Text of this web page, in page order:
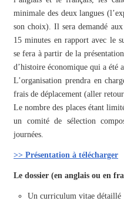
minimale des deux langues
son choix). Il sera demandé
15 minutes en rapport avec le
se fera à partir de la
d’histoire économique qui a été
L’organisation prendra en
frais de déplacement (aller
Le nombre des places étant
un comité de sélection
journées.
>> Présentation à télécharger
Le dossier (en anglais ou en
Un curriculum vitae détaillé